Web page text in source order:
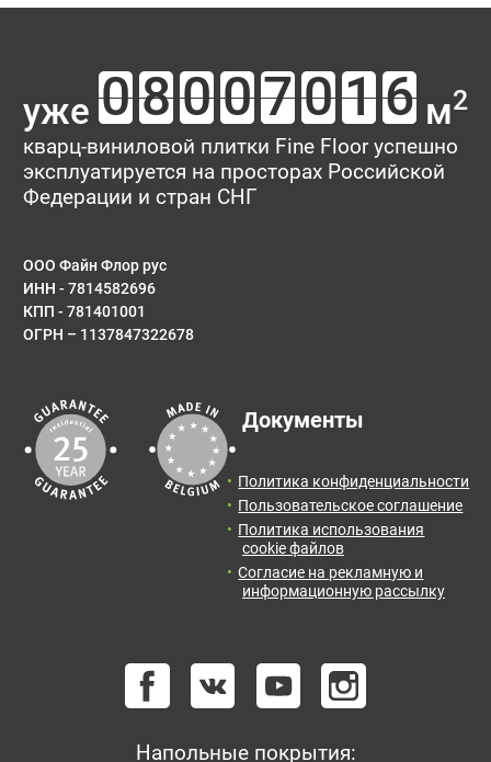
уже м2
кварц-виниловой плитки Fine Floor успешно
эксплуатируется на просторах Российской
Федерации и стран СНГ
ООО Файн Флор рус
ИНН - 7814582696
КПП - 781401001
ОГРН – 1137847322678
Документы
Политика конфиденциальности
Пользовательское соглашение
Политика использования
cookie файлов
Согласие на рекламную и
информационную рассылку
Напольные покрытия: